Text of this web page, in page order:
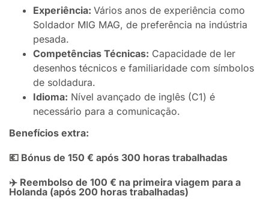
Experiência: Vários anos de experiência como
Soldador MIG MAG, de preferência na indústria
pesada.
Competências Técnicas: Capacidade de ler
desenhos técnicos e familiaridade com símbolos
de soldadura.
Idioma: Nível avançado de inglês (C1) é
necessário para a comunicação.
Benefícios extra:
💶 Bónus de 150 € após 300 horas trabalhadas
✈️ Reembolso de 100 € na primeira viagem para a
Holanda (após 200 horas trabalhadas)